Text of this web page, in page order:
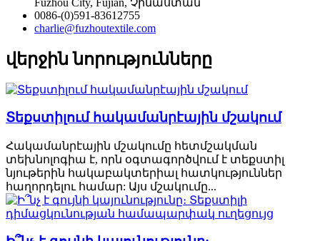
0086-(0)591-83612755
charlie@fuzhoutextile.com
վերջին նորությունները
Տեքստիլում հակամանրէային մշակում
Հակամանրէային մշակումը հետմշակման
տեխնոլոգիա է, որն օգտագործվում է տեքստիլ
նյութերին հակաբակտերիալ հատկություններ
հաղորդելու համար: Այս մշակումը...